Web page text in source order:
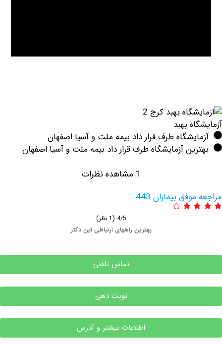
بهبد
طرف قرار داد بیمه ملت و آسیا اصفهان
آزمایشگاه طرف قرار داد بیمه ملت و آسیا اصفهان
بیماران 443
بهترین راههای ارتباطی این دکتر
تماس تلفنی
نوبت دهی
اطلاعات بیشتر و آدرس